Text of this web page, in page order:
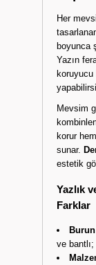
Her
boyunca
Yazın
koruyucu
Mevsim
korur
sunar.
estetik
Yazlık
Farklar
Burun
ve bantlı;